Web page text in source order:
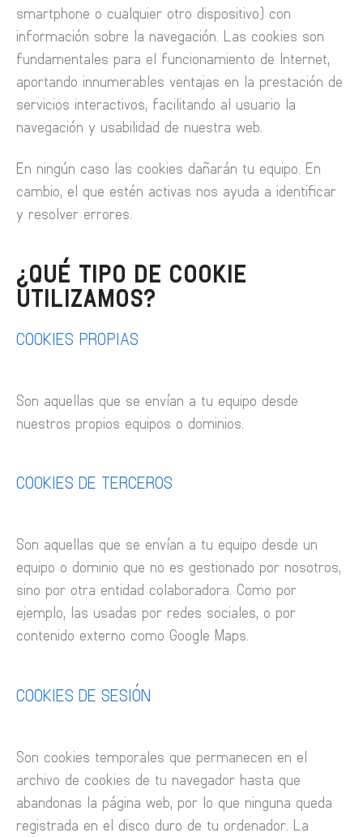
smartphone o cualquier otro dispositivo) con
información sobre la navegación. Las cookies son
fundamentales para el funcionamiento de Internet,
aportando innumerables ventajas en la prestación de
servicios interactivos, facilitando al usuario la
navegación y usabilidad de nuestra web.
En ningún caso las cookies dañarán tu equipo. En
cambio, el que estén activas nos ayuda a identificar
y resolver errores.
¿QUÉ TIPO DE COOKIE
UTILIZAMOS?
COOKIES PROPIAS
Son aquellas que se envían a tu equipo desde
nuestros propios equipos o dominios.
COOKIES DE TERCEROS
Son aquellas que se envían a tu equipo desde un
equipo o dominio que no es gestionado por nosotros,
sino por otra entidad colaboradora. Como por
ejemplo, las usadas por redes sociales, o por
contenido externo como Google Maps.
COOKIES DE SESIÓN
Son cookies temporales que permanecen en el
archivo de cookies de tu navegador hasta que
abandonas la página web, por lo que ninguna queda
registrada en el disco duro de tu ordenador. La